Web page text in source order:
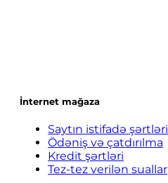
İnternet mağaza
Saytın istifadə şərtləri
Ödəniş və çatdırılma
Kredit şərtləri
Tez-tez verilən suallar